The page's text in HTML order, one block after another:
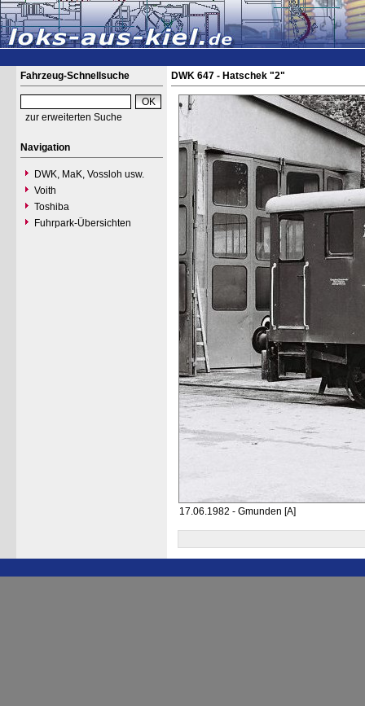
Fahrzeug-Schnellsuche
zur erweiterten Suche
Navigation
DWK, MaK, Vossloh usw.
Voith
Toshiba
Fuhrpark-Übersichten
DWK 647 - Hatschek "2"
17.06.1982 - Gmunden [A]